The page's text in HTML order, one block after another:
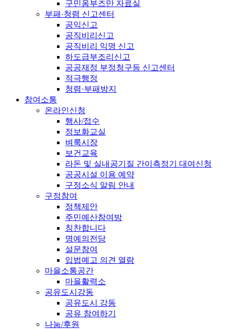
구민옴부즈만 자료실
부패·청렴 신고센터
공익신고
공직비리신고
공직비리 익명 신고
하도급부조리신고
공공재정 부정청구등 신고센터
적극행정
청렴·부패방지
참여소통
온라인신청
행사/접수
정보화교실
벼룩시장
보건교육
라돈 및 실내공기질 간이측정기 대여신청
공공시설 이용 예약
구정소식 알림 안내
구정참여
정책제안
주민예산참여방
칭찬합니다
명예의전당
설문참여
입법예고 의견 열람
마을소통공간
마을활력소
공유도시강동
공유도시 강동
공유 참여하기
나눔/후원